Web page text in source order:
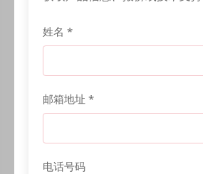
姓名 *
邮箱地址 *
电话号码